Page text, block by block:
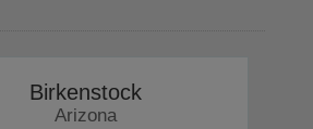
Birkenstock
Arizona